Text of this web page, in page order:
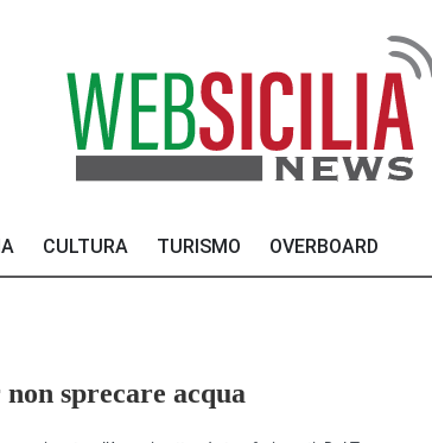
CULTURA TURISMO OVERBOARD
sprecare acqua